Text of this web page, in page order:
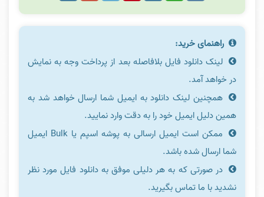
راهنمای خرید:
لینک دانلود فایل بلافاصله بعد از پرداخت وجه به نمایش
در خواهد آمد.
همچنین لینک دانلود به ایمیل شما ارسال خواهد شد به
همین دلیل ایمیل خود را به دقت وارد نمایید.
ممکن است ایمیل ارسالی به پوشه اسپم یا Bulk ایمیل
شما ارسال شده باشد.
در صورتی که به هر دلیلی موفق به دانلود فایل مورد نظر
نشدید با ما تماس بگیرید.